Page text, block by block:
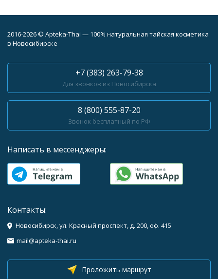
2016-2026 © Apteka-Thai — 100% натуральная тайская косметика
в Новосибирске
+7 (383) 263-79-38
Для звонков из Новосибирска
8 (800) 555-87-20
Звонок бесплатный по РФ
Написать в мессенджеры:
Контакты:
Новосибирск, ул. Красный проспект, д. 200, оф. 415
mail@apteka-thai.ru
Проложить маршрут